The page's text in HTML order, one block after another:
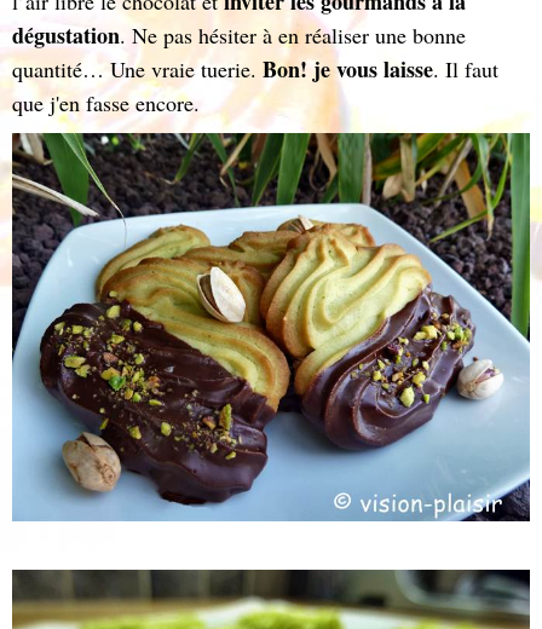
dégustation. Ne pas hésiter à en réaliser une bonne
quantité… Une vraie tuerie. Bon! je vous laisse. Il faut
que j'en fasse encore.